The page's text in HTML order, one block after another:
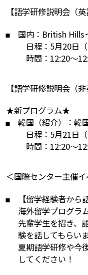
【語学研修説明会（英
国内：British Hills
日程：5月20日（
時間：12:20～
【語学研修説明会（非
★新プログラム★
韓国（紹介）：韓
日程：5月21日（
時間：12:20～
＜国際センター主催
【留学経験者から
海外留学プログラ
先輩学生を招き、
験を話してもらいま
夏期語学研修や今
してください！